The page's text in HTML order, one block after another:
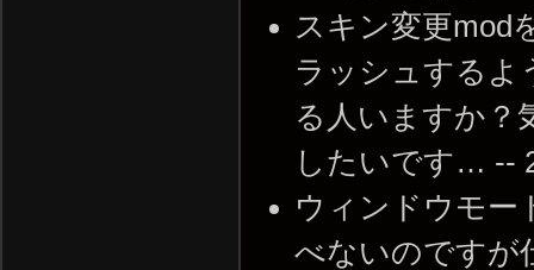
スキン変更mod
ラッシュするよ
る人いますか？
したいです… --
ウィンドウモー
べないのですが